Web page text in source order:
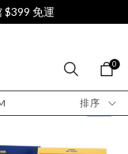
$399 免運
0
排序